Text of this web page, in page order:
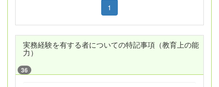
1
実務経験を有する者についての特記事項（教育上の能
力）
36